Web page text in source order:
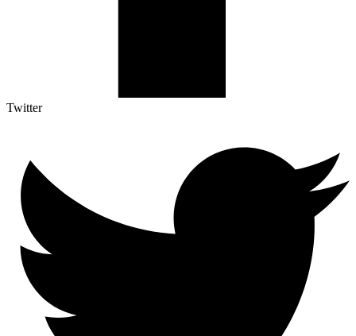
Twitter